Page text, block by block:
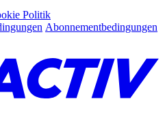
Politik
Abonnementbedingungen